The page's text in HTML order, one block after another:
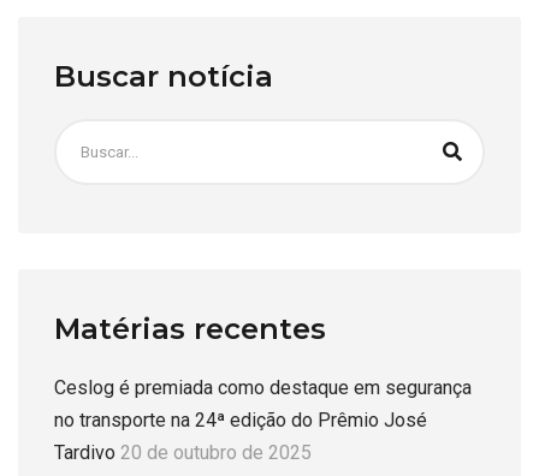
Buscar notícia
Matérias recentes
Ceslog é premiada como destaque em segurança
no transporte na 24ª edição do Prêmio José
Tardivo 20 de outubro de 2025